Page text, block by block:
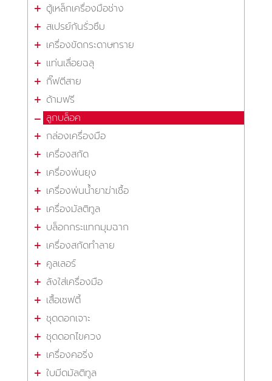
ตู้เหล็กเครื่องมือช่าง
สเปรย์กันรั่วซึม
เครื่องขัดกระดาษทราย
แท่นเลื่อยฉลุ
กิ๊ฟตีสาย
ด้ามฟรี
ลูกบล็อค
กล่องเครื่องมือ
เครื่องสกัด
เครื่องพ่นยุง
เครื่องพ่นน้ำยาฆ่าเชื้อ
เครื่องมัลติทูล
บล็อกกระแทกมุมฉาก
เครื่องสกัดทำลาย
คูลเลอร์
ลังใส่เครื่องมือ
เสื้อเซฟตี้
ชุดดอกเจาะ
ชุดดอกไขควง
เครื่องคอริ่ง
ใบมีดมัลติทูล